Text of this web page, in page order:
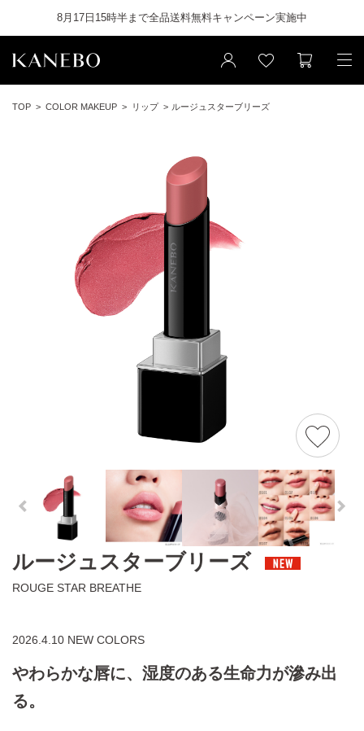
8月17日15時半まで全品送料無料キャンペーン実施中
TOP COLOR MAKEUP リップ ルージュスターブリーズ
ルージュスターブリーズ
ROUGE STAR BREATHE
2026.4.10 NEW COLORS
やわらかな唇に、湿度のある生命力が滲み出
る。